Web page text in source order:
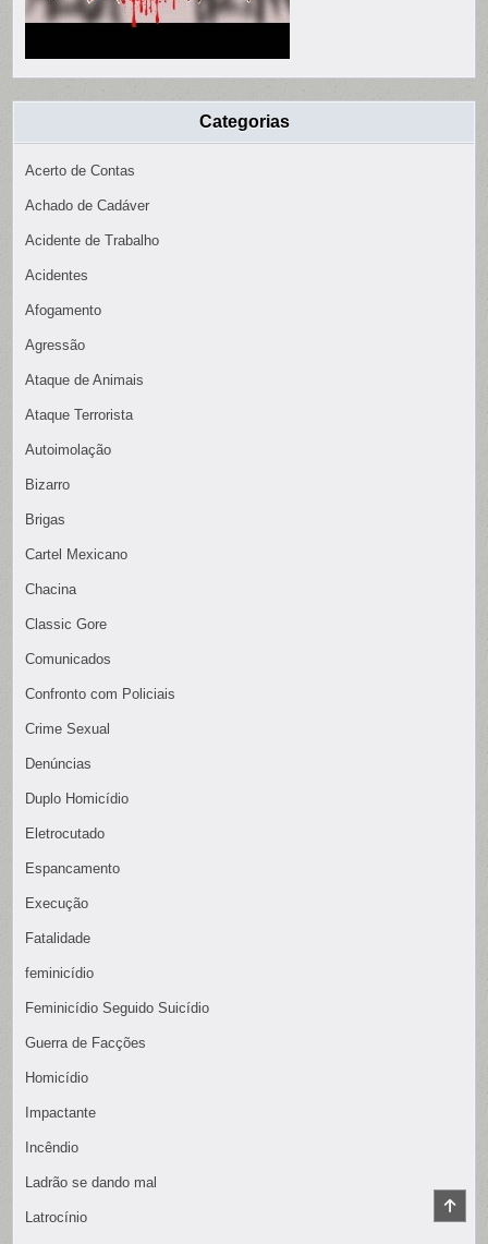
Categorias
Acerto de Contas
Achado de Cadáver
Acidente de Trabalho
Acidentes
Afogamento
Agressão
Ataque de Animais
Ataque Terrorista
Autoimolação
Bizarro
Brigas
Cartel Mexicano
Chacina
Classic Gore
Comunicados
Confronto com Policiais
Crime Sexual
Denúncias
Duplo Homicídio
Eletrocutado
Espancamento
Execução
Fatalidade
feminicídio
Feminicídio Seguido Suicídio
Guerra de Facções
Homicídio
Impactante
Incêndio
Ladrão se dando mal
Latrocínio
TO